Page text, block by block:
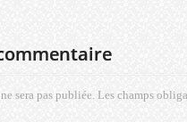
sera pas publiée. Les champs